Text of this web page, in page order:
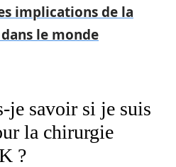
implications de la
le monde
je savoir si je suis
la chirurgie
?